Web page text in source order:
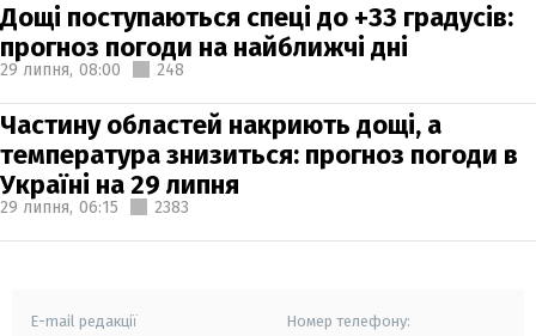
Дощі поступаються спеці до +33 градусів:
прогноз погоди на найближчі дні
29 липня, 08:00 248
Частину областей накриють дощі, а
температура знизиться: прогноз погоди в
Україні на 29 липня
29 липня, 06:15 2383
E-mail редакції Номер телефону: